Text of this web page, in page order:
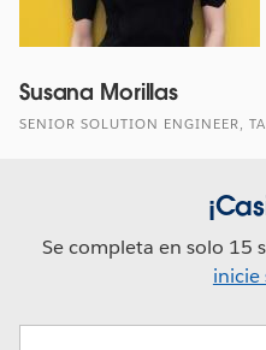
Susana Morillas
SENIOR SOLUTION ENGINEER,
Se completa en solo 15
inicie